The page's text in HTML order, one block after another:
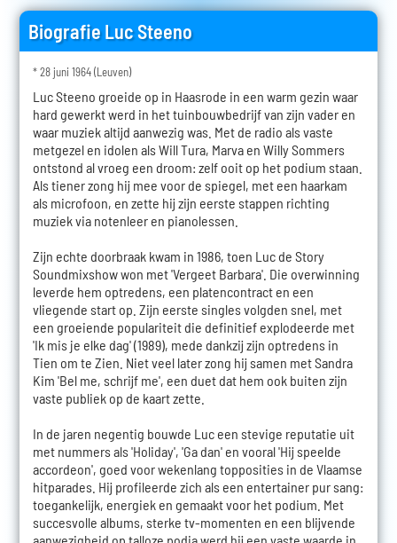
Biografie Luc Steeno
* 28 juni 1964 (Leuven)
Luc Steeno groeide op in Haasrode in een warm gezin waar
hard gewerkt werd in het tuinbouwbedrijf van zijn vader en
waar muziek altijd aanwezig was. Met de radio als vaste
metgezel en idolen als Will Tura, Marva en Willy Sommers
ontstond al vroeg een droom: zelf ooit op het podium staan.
Als tiener zong hij mee voor de spiegel, met een haarkam
als microfoon, en zette hij zijn eerste stappen richting
muziek via notenleer en pianolessen.
Zijn echte doorbraak kwam in 1986, toen Luc de Story
Soundmixshow won met 'Vergeet Barbara'. Die overwinning
leverde hem optredens, een platencontract en een
vliegende start op. Zijn eerste singles volgden snel, met
een groeiende populariteit die definitief explodeerde met
'Ik mis je elke dag' (1989), mede dankzij zijn optredens in
Tien om te Zien. Niet veel later zong hij samen met Sandra
Kim 'Bel me, schrijf me', een duet dat hem ook buiten zijn
vaste publiek op de kaart zette.
In de jaren negentig bouwde Luc een stevige reputatie uit
met nummers als 'Holiday', 'Ga dan' en vooral 'Hij speelde
accordeon', goed voor wekenlang topposities in de Vlaamse
hitparades. Hij profileerde zich als een entertainer pur sang:
toegankelijk, energiek en gemaakt voor het podium. Met
succesvolle albums, sterke tv-momenten en een blijvende